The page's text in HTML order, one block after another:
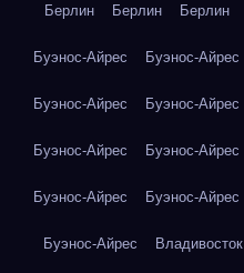
Берлин Берлин Берлин
Буэнос-Айрес Буэнос-Айрес
Буэнос-Айрес Буэнос-Айрес
Буэнос-Айрес Буэнос-Айрес
Буэнос-Айрес Буэнос-Айрес
Буэнос-Айрес Владивосток